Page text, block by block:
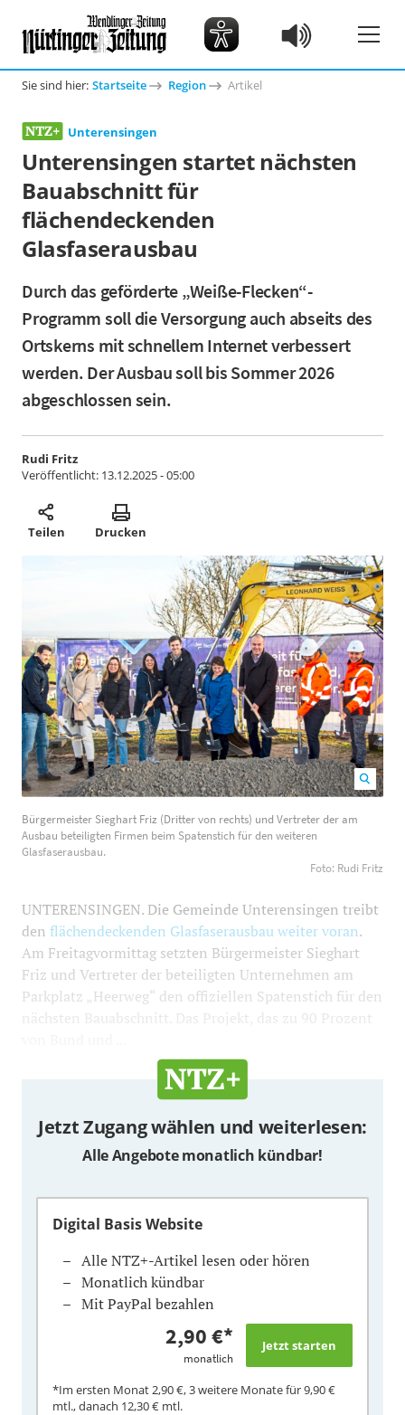
Sie sind hier: Startseite Region Artikel
Unterensingen
Unterensingen startet nächsten
Bauabschnitt für
flächendeckenden
Glasfaserausbau
Durch das geförderte „Weiße-Flecken“-
Programm soll die Versorgung auch abseits des
Ortskerns mit schnellem Internet verbessert
werden. Der Ausbau soll bis Sommer 2026
abgeschlossen sein.
Rudi Fritz
Veröffentlicht: 13.12.2025 - 05:00
Teilen Drucken
Vertreter der am Ausbau beteiligten Firmen beim
Spatenstich für den weiteren Glasfaserausbau. Foto:
Bürgermeister Sieghart Friz (Dritter von rechts) und Vertreter der am
Ausbau beteiligten Firmen beim Spatenstich für den weiteren
Glasfaserausbau.
Foto: Rudi Fritz
UNTERENSINGEN. Die Gemeinde Unterensingen treibt
den flächendeckenden Glasfaserausbau weiter voran.
Am Freitagvormittag setzten Bürgermeister Sieghart
Friz und Vertreter der beteiligten Unternehmen am
Parkplatz „Heerweg“ den offiziellen Spatenstich für den
nächsten Bauabschnitt. Das Projekt, das zu 90 Prozent
Jetzt Zugang wählen und weiterlesen:
Alle Angebote monatlich kündbar!
Digital Basis Website
Alle NTZ+-Artikel lesen oder hören
Monatlich kündbar
Mit PayPal bezahlen
2,90 €*
monatlich
*Im ersten Monat2,90 €, 3 weitere Monate für9,90 €
mtl., danach 12,30 € mtl.